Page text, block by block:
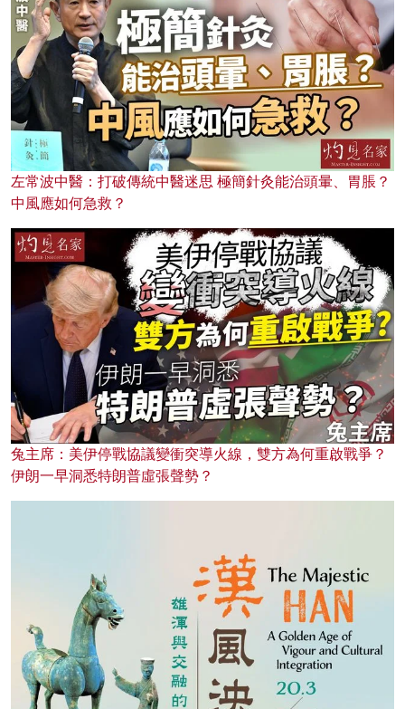
左常波中醫：打破傳統中醫迷思 極簡針灸能治頭暈、胃脹？
中風應如何急救？
兔主席：美伊停戰協議變衝突導火線，雙方為何重啟戰爭？
伊朗一早洞悉特朗普虛張聲勢？